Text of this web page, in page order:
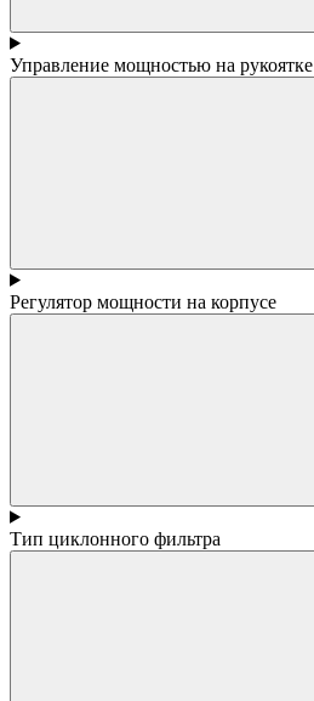
Управление мощностью на рукоятке
Регулятор мощности на корпусе
Тип циклонного фильтра